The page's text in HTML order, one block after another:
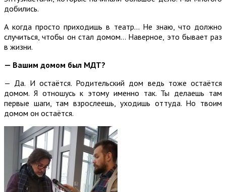
добились.
А когда просто приходишь в театр… Не знаю, что должно
случиться, чтобы он стал домом… Наверное, это бывает раз
в жизни.
— Вашим домом был МДТ?
— Да. И остаётся. Родительский дом ведь тоже остаётся
домом. Я отношусь к этому именно так. Ты делаешь там
первые шаги, там взрослеешь, уходишь оттуда. Но твоим
домом он остаётся.